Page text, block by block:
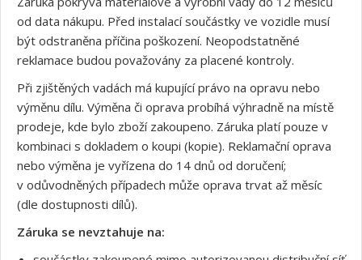
od data nákupu. Před instalací součástky ve vozidle musí
být odstraněna příčina poškození. Neopodstatněné
reklamace budou považovány za placené kontroly.
Při zjištěných vadách má kupující právo na opravu nebo
výměnu dílu. Výměna či oprava probíhá výhradně na místě
prodeje, kde bylo zboží zakoupeno. Záruka platí pouze v
kombinaci s dokladem o koupi (kopie). Reklamační oprava
nebo výměna je vyřízena do 14 dnů od doručení;
v odůvodněných případech může oprava trvat až měsíc
(dle dostupnosti dílů).
Záruka se nevztahuje na: